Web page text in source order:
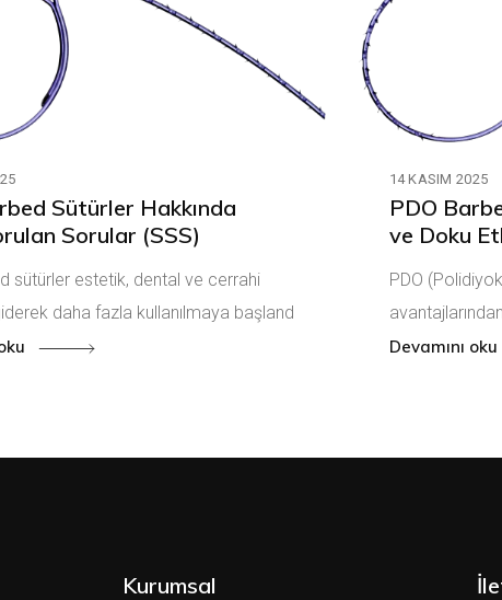
Sütürler Hakkında
Sorular (SSS)
sütürler estetik, dental ve cerrahi
daha fazla kullanılmaya başland
14 KASIM 2025
PDO
ve Doku
PDO
Devamını oku
Kurumsal